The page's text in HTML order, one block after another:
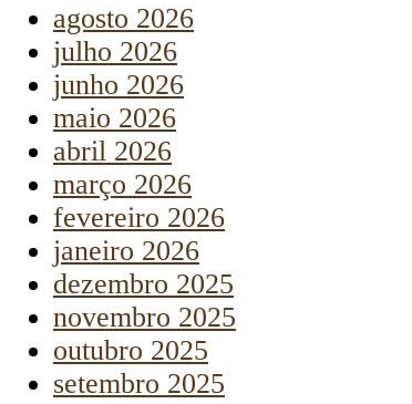
agosto 2026
julho 2026
junho 2026
maio 2026
abril 2026
março 2026
fevereiro 2026
janeiro 2026
dezembro 2025
novembro 2025
outubro 2025
setembro 2025